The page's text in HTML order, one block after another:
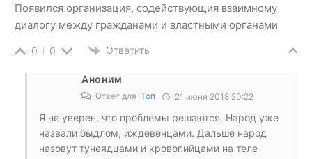
Появился организация, содействующия взаимному
диалогу между гражданами и властными органами
0 0 Ответить
Аноним
Ответ для Топ 21 июня 2018 20:22
Я не уверен, что проблемы решаются. Народ уже
назвали быдлом, иждевенцами. Дальше народ
назовут тунеядцами и кровопийцами на теле